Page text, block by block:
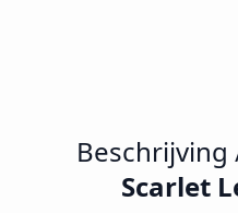
Beschrijving
Scarlet